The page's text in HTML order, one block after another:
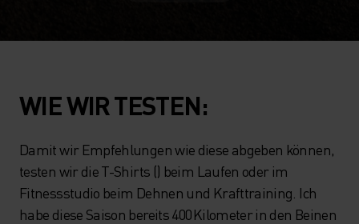
WIE WIR TESTEN:
Damit wir Empfehlungen wie diese abgeben können,
testen wir die T-Shirts () beim Laufen oder im
Fitnessstudio beim Dehnen und Krafttraining. Ich
habe diese Saison bereits 400 Kilometer in den Beinen